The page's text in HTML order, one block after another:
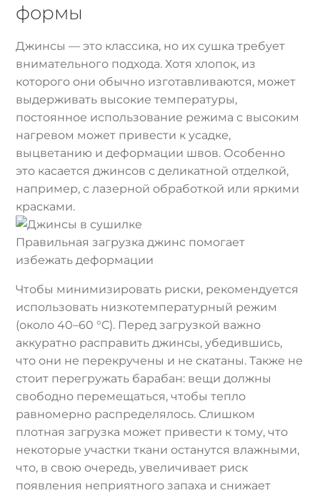
формы
Джинсы — это классика, но их сушка требует
внимательного подхода. Хотя хлопок, из
которого они обычно изготавливаются, может
выдерживать высокие температуры,
постоянное использование режима с высоким
нагревом может привести к усадке,
выцветанию и деформации швов. Особенно
это касается джинсов с деликатной отделкой,
например, с лазерной обработкой или яркими
красками.
Правильная загрузка джинс помогает
избежать деформации
Чтобы минимизировать риски, рекомендуется
использовать низкотемпературный режим
(около 40–60 °C). Перед загрузкой важно
аккуратно расправить джинсы, убедившись,
что они не перекручены и не скатаны. Также не
стоит перегружать барабан: вещи должны
свободно перемещаться, чтобы тепло
равномерно распределялось. Слишком
плотная загрузка может привести к тому, что
некоторые участки ткани останутся влажными,
что, в свою очередь, увеличивает риск
появления неприятного запаха и снижает